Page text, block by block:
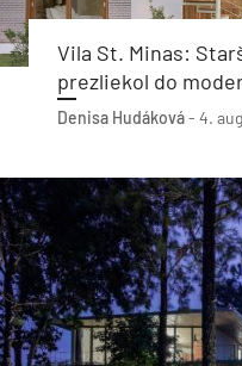
Vila St. Minas:
prezliekol do
Denisa Hudáková- 4.